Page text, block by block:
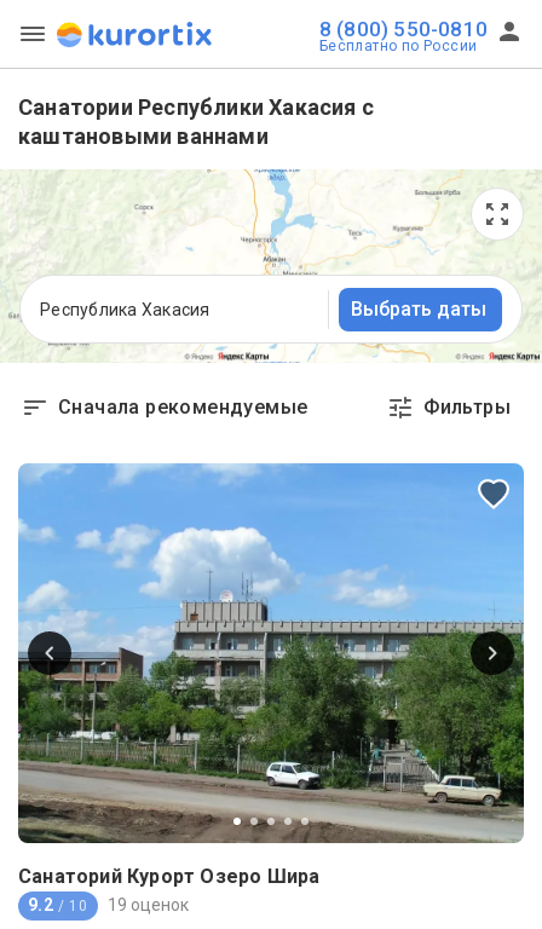
8 (800) 550-0810
Бесплатно по России
Cанатории Республики Хакасия с
каштановыми ваннами
Республика Хакасия Выбрать даты
Сначала рекомендуемые Фильтры
Санаторий Курорт Озеро Шира
9.2 / 10 19 оценок